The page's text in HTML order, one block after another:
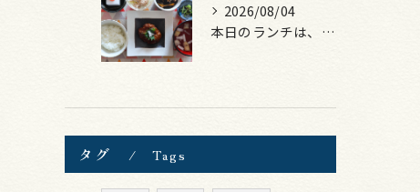
2026/08/04
本日のランチは、煮込みハンバーグ！
タグ Tags